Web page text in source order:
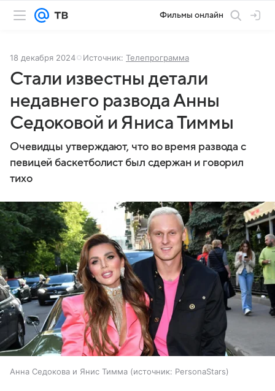
Фильмы онлайн
18 декабря 2024 Источник: Телепрограмма
Стали известны детали
недавнего развода Анны
Седоковой и Яниса Тиммы
Очевидцы утверждают, что во время развода с
певицей баскетболист был сдержан и говорил
тихо
Анна Седокова и Янис Тимма источник: PersonaStars